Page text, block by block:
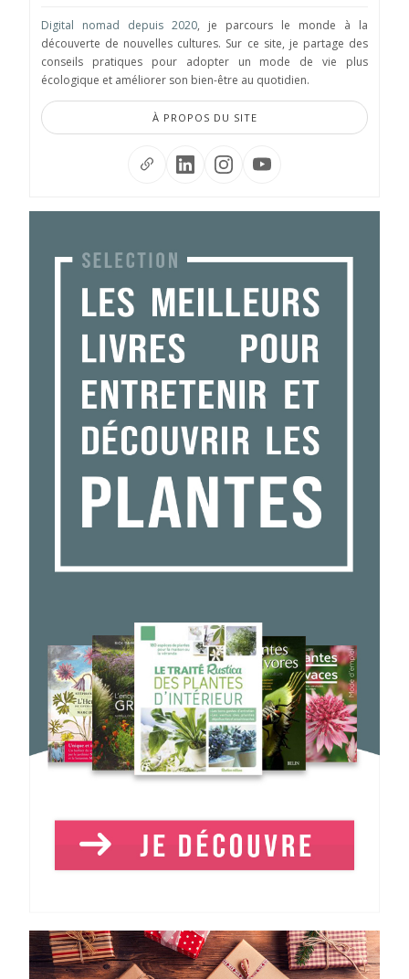
Digital nomad depuis 2020, je parcours le monde à la
découverte de nouvelles cultures. Sur ce site, je partage des
conseils pratiques pour adopter un mode de vie plus
écologique et améliorer son bien-être au quotidien.
À PROPOS DU SITE